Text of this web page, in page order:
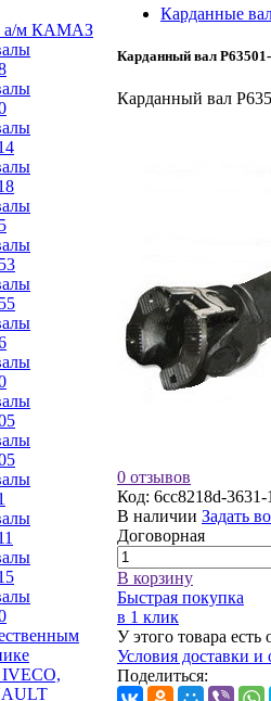
а/м КАМАЗ
Карданные
Карданный вал
Карданный вал
0 отзывов
Код: 6cc8218d-3631-
В наличии Задать
Договорная
В корзину
Быстрая покупка
в 1 клик
У этого товара
Условия доставки и
Поделиться: